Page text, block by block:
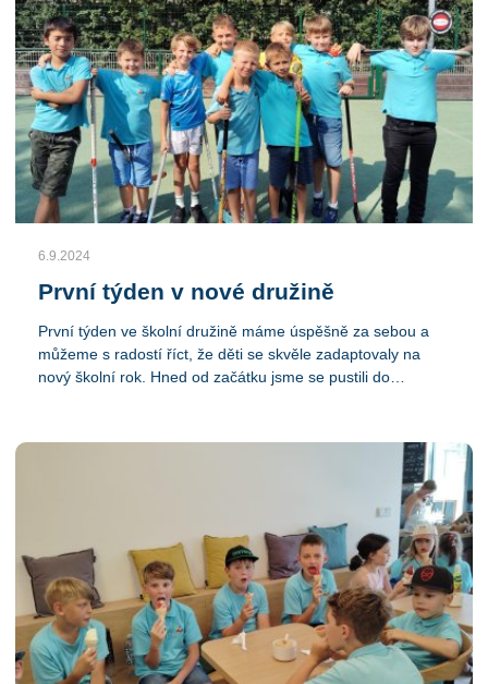
6.9.2024
První týden v nové družině
První týden ve školní družině máme úspěšně za sebou a
můžeme s radostí říct, že děti se skvěle zadaptovaly na
nový školní rok. Hned od začátku jsme se pustili do
jsme často chodili ven, kde si děti užívaly čerstvého
vzduchu, hráli florbal, fotbal,vevnitř děti hrály ping pong,
což se stalo oblíbenou činností mnohých z nich, stolní hry,
nebo stavěli puzzle. Tento týden proběhl ve velmi pohodové
atmosféře a těšíme se, co další dny přinesou. Věříme, že
tento skvělý start nastartoval nový školní rok tím správným
směrem a že nás čeká spousta dalších zábavných chvil.